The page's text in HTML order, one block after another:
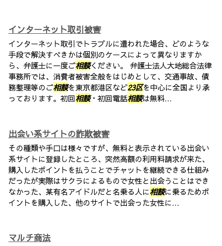
インターネット取引被害
インターネット取引でトラブルに遭われた場合、どのような
手段で解決すべきかは個別のケースによって異なりますか
ら、弁護士に一度ご相談ください。 弁護士法人大地総合法律
事務所では、消費者被害全般をはじめとして、交通事故、債
務整理等のご相談を東京都港区など23区を中心に全国より承
っております。初回相談・初回電話相談は無料...
出会い系サイトの詐欺被害
その種類や手口は様々ですが、無料と表示されている出会い
系サイトに登録したところ、突然高額の利用料請求が来た、
購入したポイントを払うことでチャットを継続できる仕組み
だったが実際はサクラによるもので女性と出会うことはでき
なかった、某有名アイドルだと名乗る人に相談に乗るためポ
イントを購入した、他のサイトで出会った女性に...
マルチ商法